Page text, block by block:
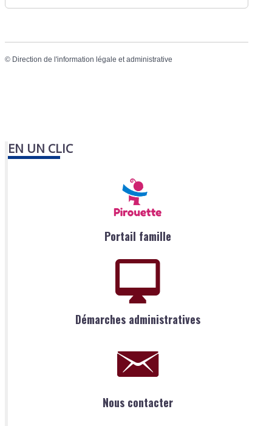
© Direction de l'information légale et administrative
EN UN CLIC
Portail famille
Démarches administratives
Nous contacter